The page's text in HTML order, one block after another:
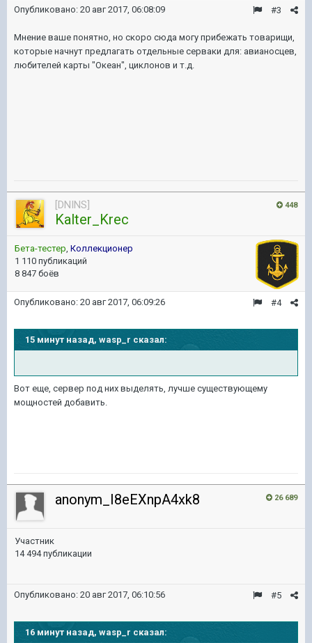
#3
Опубликовано: 20 авг 2017, 06:08:09
Мнение ваше понятно, но скоро сюда могу прибежать товарищи,
которые начнут предлагать отдельные серваки для: авианосцев,
любителей карты "Океан", циклонов и т.д.
448
[DNINS]
Kalter_Krec
Бета-тестер, Коллекционер
1 110 публикаций
8 847 боёв
#4
Опубликовано: 20 авг 2017, 06:09:26
15 минут назад, wasp_r сказал:
Вот еще, сервер под них выделять, лучше существующему
мощностей добавить.
26 689
anonym_I8eEXnpA4xk8
Участник
14 494 публикации
#5
Опубликовано: 20 авг 2017, 06:10:56
16 минут назад, wasp_r сказал: